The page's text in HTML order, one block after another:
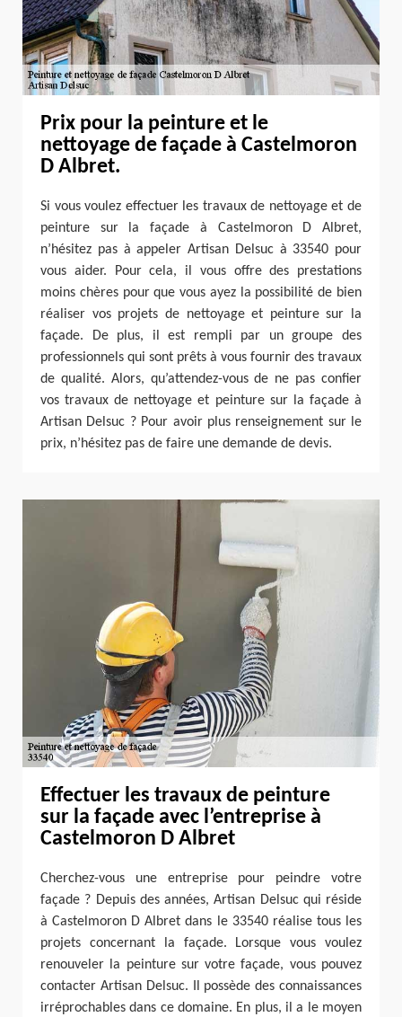
Prix pour la peinture et le
nettoyage de façade à Castelmoron
D Albret.
Si vous voulez effectuer les travaux de nettoyage et de
peinture sur la façade à Castelmoron D Albret,
n’hésitez pas à appeler Artisan Delsuc à 33540 pour
vous aider. Pour cela, il vous offre des prestations
moins chères pour que vous ayez la possibilité de bien
réaliser vos projets de nettoyage et peinture sur la
façade. De plus, il est rempli par un groupe des
professionnels qui sont prêts à vous fournir des travaux
de qualité. Alors, qu’attendez-vous de ne pas confier
vos travaux de nettoyage et peinture sur la façade à
Artisan Delsuc ? Pour avoir plus renseignement sur le
prix, n’hésitez pas de faire une demande de devis.
Effectuer les travaux de peinture
sur la façade avec l’entreprise à
Castelmoron D Albret
Cherchez-vous une entreprise pour peindre votre
façade ? Depuis des années, Artisan Delsuc qui réside
à Castelmoron D Albret dans le 33540 réalise tous les
projets concernant la façade. Lorsque vous voulez
renouveler la peinture sur votre façade, vous pouvez
contacter Artisan Delsuc. Il possède des connaissances
irréprochables dans ce domaine. En plus, il a le moyen